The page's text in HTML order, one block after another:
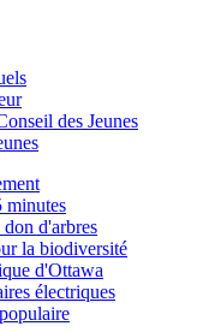
des Jeunes
minutes
d'arbres
la biodiversité
d'Ottawa
électriques